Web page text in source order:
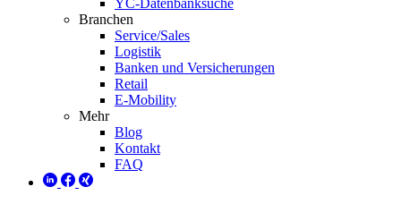
YC-Datenbanksuche
Branchen
Service/Sales
Logistik
Banken und Versicherungen
Retail
E-Mobility
Mehr
Blog
Kontakt
FAQ